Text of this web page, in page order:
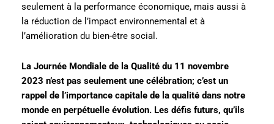
seulement à la performance économique, mais aussi à
la réduction de l’impact environnemental et à
l’amélioration du bien-être social.
La Journée Mondiale de la Qualité du 11 novembre
2023 n’est pas seulement une célébration; c’est un
rappel de l’importance capitale de la qualité dans notre
monde en perpétuelle évolution. Les défis futurs, qu’ils